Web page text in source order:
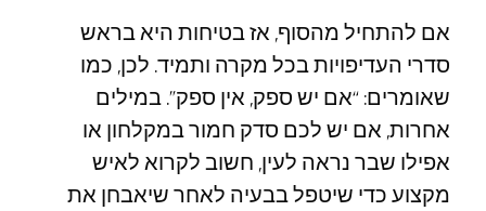
אם להתחיל מהסוף, אז בטיחות היא בראש
סדרי העדיפויות בכל מקרה ותמיד. לכן, כמו
שאומרים: “אם יש ספק, אין ספק”. במילים
אחרות, אם יש לכם סדק חמור במקלחון או
אפילו שבר נראה לעין, חשוב לקרוא לאיש
מקצוע כדי שיטפל בבעיה לאחר שיאבחן את